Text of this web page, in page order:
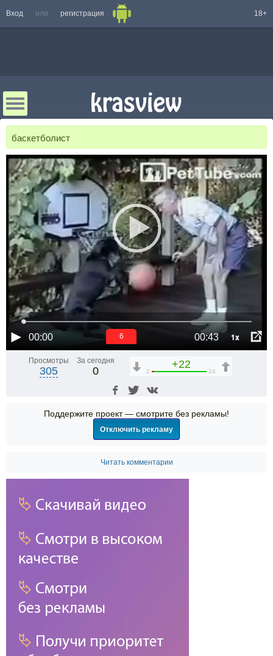
Вход или регистрация 18+
баскетболист
00:00 00:43 1x
6
Просмотры
305
За сегодня
0
+22
2 24
Поддержите проект — смотрите без рекламы!
Отключить рекламу
Читать комментарии